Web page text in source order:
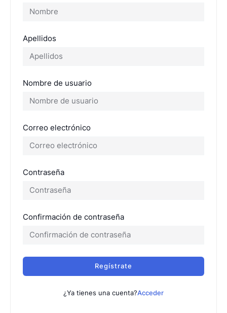
Apellidos
Nombre de usuario
Correo electrónico
Contraseña
Confirmación de contraseña
Regístrate
¿Ya tienes una cuenta?Acceder